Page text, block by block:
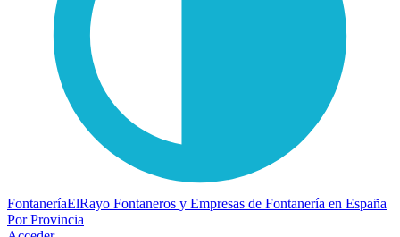
FontaneríaElRayo Fontaneros y Empresas de Fontanería en España
Por Provincia